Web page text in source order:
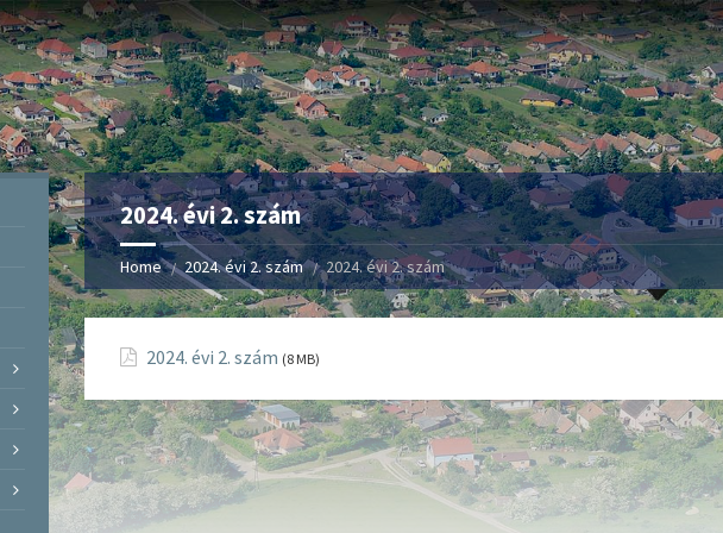
2024. évi 2. szám
Home 2024. évi 2. szám 2024. évi 2. szám
2024. évi 2. szám (8 MB)